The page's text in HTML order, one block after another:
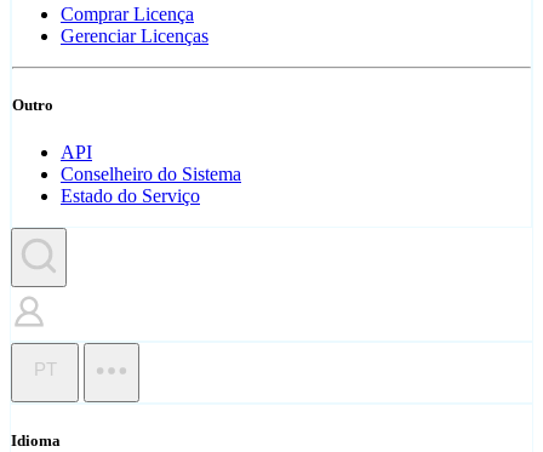
Comprar Licença
Gerenciar Licenças
Outro
API
Conselheiro do Sistema
Estado do Serviço
PT
Idioma